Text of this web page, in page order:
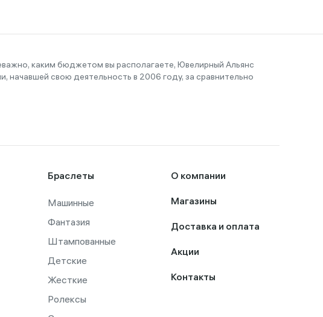
каким бюджетом вы располагаете, Ювелирный Альянс
свою деятельность в 2006 году, за сравнительно
Браслеты
Машинные
Фантазия
Штампованные
Детские
Жесткие
Ролексы
О компании
Магазины
Доставка и оплата
Акции
Контакты